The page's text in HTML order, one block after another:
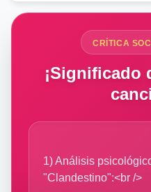
CRÍTICA
¡Significado
1) Análisis
"Clandestino":<br />